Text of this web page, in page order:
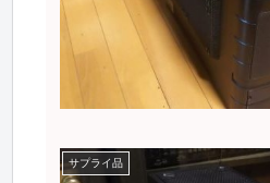
サプライ品